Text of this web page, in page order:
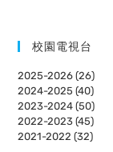
校園電視台
2025-2026 (26)
2024-2025 (40)
2023-2024 (50)
2022-2023 (45)
2021-2022 (32)